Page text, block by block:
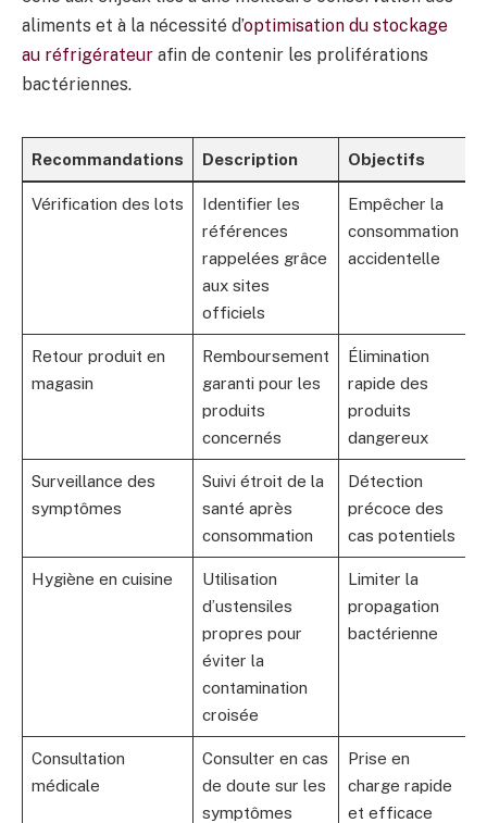
aliments et à la nécessité d’optimisation du stockage
au réfrigérateur afin de contenir les proliférations
bactériennes.
Recommandations Description Objectifs
Vérification des lots
Identifier les
références
rappelées grâce
aux sites
officiels
Empêcher la
consommation
accidentelle
Retour produit en
magasin
Remboursement
garanti pour les
produits
concernés
Élimination
rapide des
produits
dangereux
Surveillance des
symptômes
Suivi étroit de la
santé après
consommation
Détection
précoce des
cas potentiels
Hygiène en cuisine
Utilisation
d’ustensiles
propres pour
éviter la
contamination
croisée
Limiter la
propagation
bactérienne
Consultation
médicale
Consulter en cas
de doute sur les
symptômes
Prise en
charge rapide
et efficace